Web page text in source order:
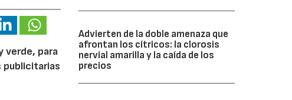
verde, para
publicitarias
Advierten de la doble amenaza que
afrontan los cítricos: la clorosis
nervial amarilla y la caída de los
precios